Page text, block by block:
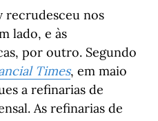
recrudesceu nos
lado, e às
por outro. Segundo
Times, em maio
a refinarias de
As refinarias de